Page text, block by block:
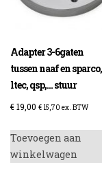
Adapter 3-6gaten
tussen naaf en sparco,
ltec, qsp,… stuur
€19,00 € 15,70 ex. BTW
Toevoegen aan
winkelwagen